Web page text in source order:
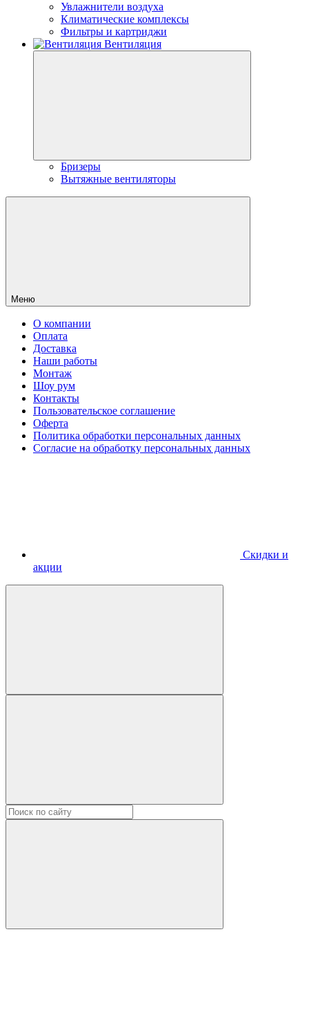
Увлажнители воздуха
Климатические комплексы
Фильтры и картриджи
Вентиляция
Бризеры
Вытяжные вентиляторы
Меню
О компании
Оплата
Доставка
Наши работы
Монтаж
Шоу рум
Контакты
Пользовательское соглашение
Оферта
Политика обработки персональных данных
Согласие на обработку персональных данных
Скидки и
акции